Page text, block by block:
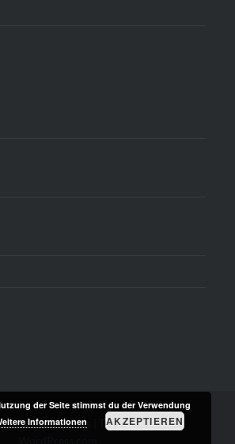
von WordPress
Theme: Dyad von
der Seite stimmst du der Verwendung
Informationen AKZEPTIEREN